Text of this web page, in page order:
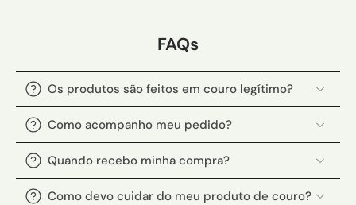
FAQs
Os produtos são feitos em couro legítimo?
Como acompanho meu pedido?
Quando recebo minha compra?
Como devo cuidar do meu produto de couro?